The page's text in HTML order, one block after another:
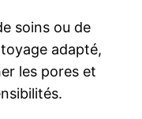
soins ou de
adapté,
les pores et